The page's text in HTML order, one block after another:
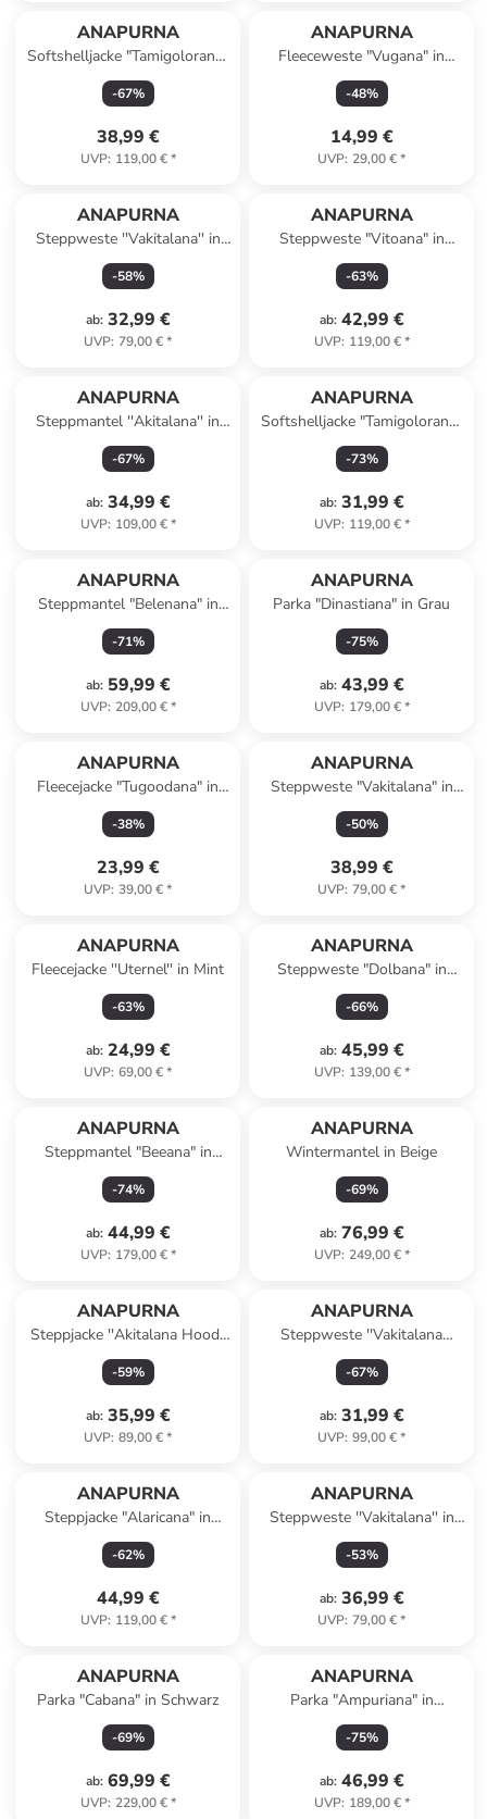
ANAPURNA
Softshelljacke "Tamigolorana"
in Beige
-67%
38,99 €
UVP: 119,00 €*
ANAPURNA
Fleeceweste "Vugana" in
Orange
-48%
14,99 €
UVP: 29,00 €*
ANAPURNA
Steppweste ''Vakitalana'' in
Grau
-58%
ab: 32,99 €
UVP: 79,00 €*
ANAPURNA
Steppweste "Vitoana" in
Schwarz
-63%
ab: 42,99 €
UVP: 119,00 €*
ANAPURNA
Steppmantel ''Akitalana'' in
Flieder
-67%
ab: 34,99 €
UVP: 109,00 €*
ANAPURNA
Softshelljacke "Tamigolorana"
in Grau
-73%
ab: 31,99 €
UVP: 119,00 €*
ANAPURNA
Steppmantel "Belenana" in
Schwarz
-71%
ab: 59,99 €
UVP: 209,00 €*
ANAPURNA
Parka "Dinastiana" in Grau
-75%
ab: 43,99 €
UVP: 179,00 €*
ANAPURNA
Fleecejacke "Tugoodana" in
Orange
-38%
23,99 €
UVP: 39,00 €*
ANAPURNA
Steppweste "Vakitalana" in
Lila
-50%
38,99 €
UVP: 79,00 €*
ANAPURNA
Fleecejacke ''Uternel'' in Mint
-63%
ab: 24,99 €
UVP: 69,00 €*
ANAPURNA
Steppweste "Dolbana" in
Grün
-66%
ab: 45,99 €
UVP: 139,00 €*
ANAPURNA
Steppmantel "Beeana" in
Braun
-74%
ab: 44,99 €
UVP: 179,00 €*
ANAPURNA
Wintermantel in Beige
-69%
ab: 76,99 €
UVP: 249,00 €*
ANAPURNA
Steppjacke ''Akitalana Hood''
in Khaki
-59%
ab: 35,99 €
UVP: 89,00 €*
ANAPURNA
Steppweste ''Vakitalana
Long'' in Mint
-67%
ab: 31,99 €
UVP: 99,00 €*
ANAPURNA
Steppjacke "Alaricana" in
Schwarz
-62%
44,99 €
UVP: 119,00 €*
ANAPURNA
Steppweste ''Vakitalana'' in
Beige
-53%
ab: 36,99 €
UVP: 79,00 €*
ANAPURNA
Parka "Cabana" in Schwarz
-69%
ab: 69,99 €
UVP: 229,00 €*
ANAPURNA
Parka "Ampuriana" in
Dunkelblau
-75%
ab: 46,99 €
UVP: 189,00 €*